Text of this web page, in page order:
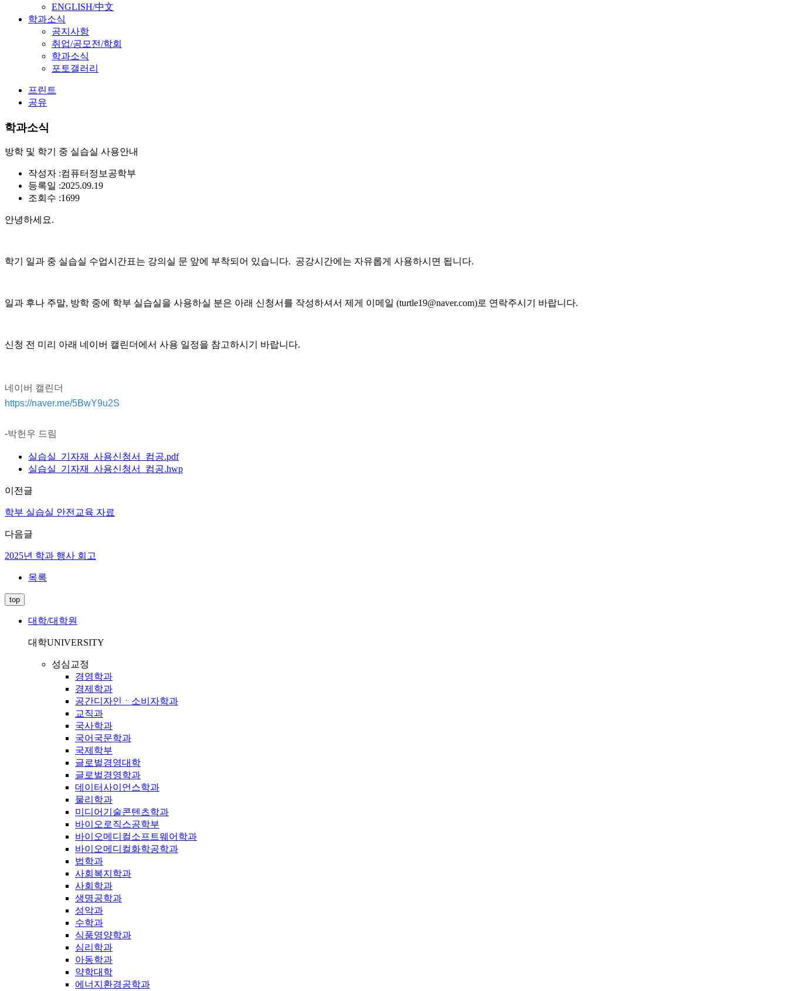
ENGLISH/中文
학과소식
공지사항
취업/공모전/학회
학과소식
포토갤러리
프린트
공유
학과소식
방학 및 학기 중 실습실 사용안내
작성자 :컴퓨터정보공학부
등록일 :2025.09.19
조회수 :1699
안녕하세요.
학기 일과 중 실습실 수업시간표는 강의실 문 앞에 부착되어 있습니다. 공강시간에는 자유롭게 사용하시면 됩니다.
일과 후나 주말, 방학 중에 학부 실습실을 사용하실 분은 아래 신청서를 작성하셔서 제게 이메일 (turtle19@naver.com)로 연락주시기 바랍니다.
신청 전 미리 아래 네이버 캘린더에서 사용 일정을 참고하시기 바랍니다.
네이버 캘린더
https://naver.me/5BwY9u2S
-박헌우 드림
실습실_기자재_사용신청서_컴공.pdf
실습실_기자재_사용신청서_컴공.hwp
이전글
학부 실습실 안전교육 자료
다음글
2025년 학과 행사 회고
목록
top
대학/대학원
대학UNIVERSITY
성심교정
경영학과
경제학과
공간디자인ㆍ소비자학과
교직과
국사학과
국어국문학과
국제학부
글로벌경영대학
글로벌경영학과
데이터사이언스학과
물리학과
미디어기술콘텐츠학과
바이오로직스공학부
바이오메디컬소프트웨어학과
바이오메디컬화학공학과
법학과
사회복지학과
사회학과
생명공학과
성악과
수학과
식품영양학과
심리학과
아동학과
약학대학
에너지환경공학과